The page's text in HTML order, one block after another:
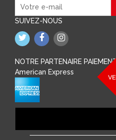
SUIVEZ-NOUS
NOTRE PARTENAIRE PAIEMENT
American Express